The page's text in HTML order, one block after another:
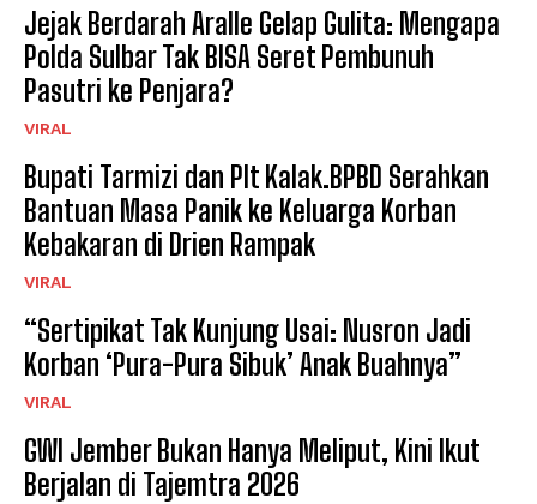
Jejak Berdarah Aralle Gelap Gulita: Mengapa
Polda Sulbar Tak BISA Seret Pembunuh
Pasutri ke Penjara?
VIRAL
Bupati Tarmizi dan Plt Kalak.BPBD Serahkan
Bantuan Masa Panik ke Keluarga Korban
Kebakaran di Drien Rampak
VIRAL
“Sertipikat Tak Kunjung Usai: Nusron Jadi
Korban ‘Pura-Pura Sibuk’ Anak Buahnya”
VIRAL
GWI Jember Bukan Hanya Meliput, Kini Ikut
Berjalan di Tajemtra 2026